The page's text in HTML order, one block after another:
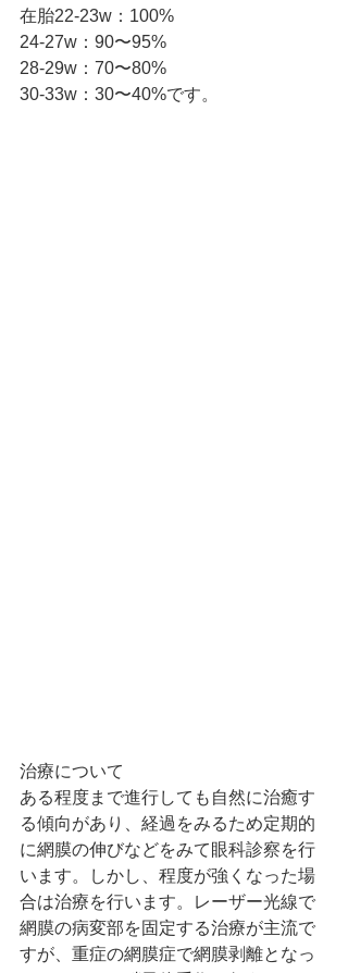
在胎22-23w：100%
24-27w：90〜95%
28-29w：70〜80%
30-33w：30〜40%です。
治療について
ある程度まで進行しても自然に治癒す
る傾向があり、経過をみるため定期的
に網膜の伸びなどをみて眼科診察を行
います。しかし、程度が強くなった場
合は治療を行います。レーザー光線で
網膜の病変部を固定する治療が主流で
すが、重症の網膜症で網膜剥離となっ